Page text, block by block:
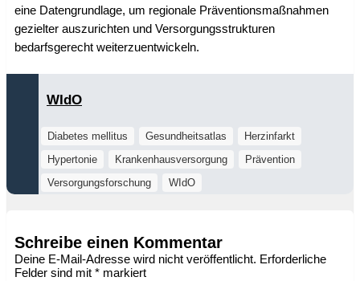
eine Datengrundlage, um regionale Präventionsmaßnahmen
gezielter auszurichten und Versorgungsstrukturen
bedarfsgerecht weiterzuentwickeln.
WIdO
Diabetes mellitus Gesundheitsatlas
Herzinfarkt
Hypertonie
Krankenhausversorgung
Prävention
Versorgungsforschung
WIdO
Schreibe einen Kommentar
Deine E-Mail-Adresse wird nicht veröffentlicht. Erforderliche
Felder sind mit * markiert